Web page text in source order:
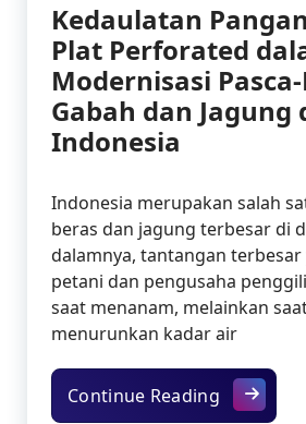
Kedaulatan
Plat Perforated
Modernisasi
Gabah dan Jagung
Indonesia
Indonesia merupakan salah
beras dan jagung terbesar di
dalamnya, tantangan
petani dan pengusaha
saat menanam, melainkan
menurunkan kadar air
Continue Reading